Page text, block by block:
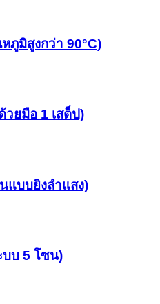
ภูมิสูงกว่า 90°C)
วยมือ 1 เสต็ป)
แบบยิงลำแสง)
บบ 5 โซน)